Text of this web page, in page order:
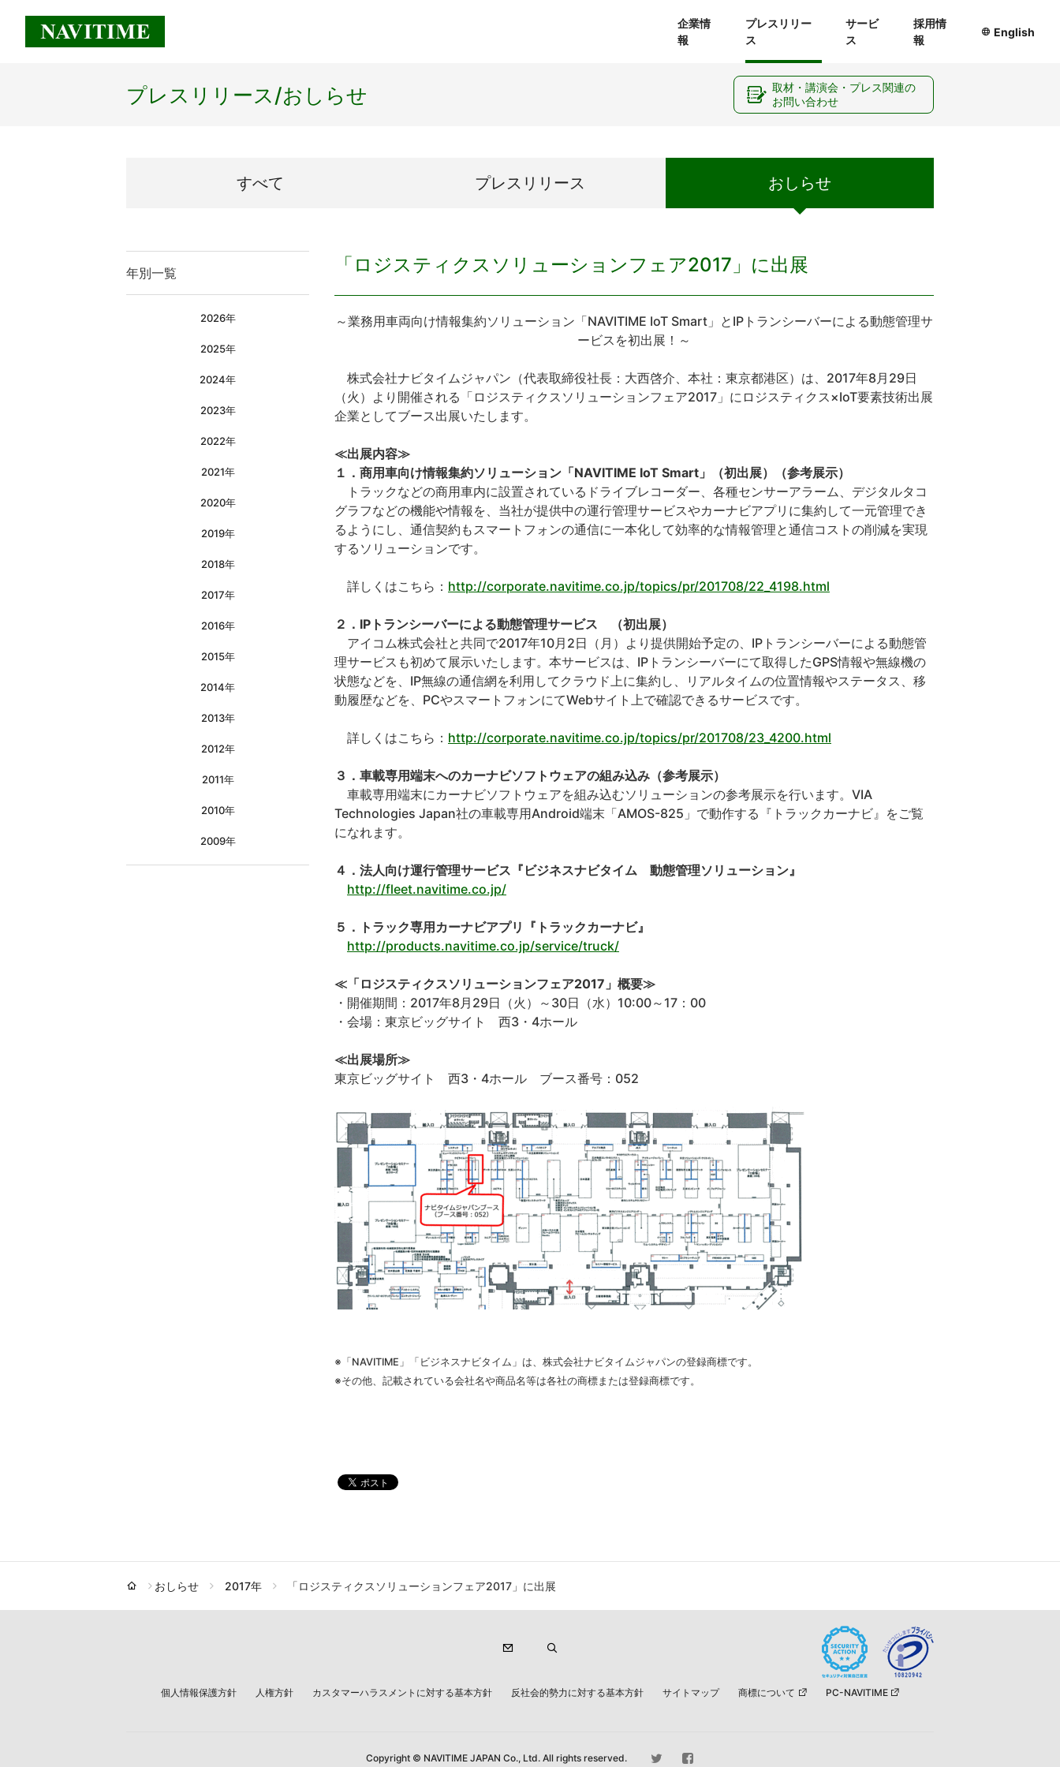
企業情
報
経営理念
プレスリリー
ス
サービ
ス
採用情
報
English
プレスリリース/おしらせ
すべて プレス リリース おしらせ
年別一覧
2026年
2025年
2024年
2023年
2022年
2021年
2020年
2019年
2018年
2017年
2016年
2015年
2014年
2013年
2012年
2011年
2010年
2009年
「ロジスティクスソリューションフェア2017」に出展
～業務用車両向け情報集約ソリューション「NAVITIME IoT Smart」とIPトランシーバーによる動態管理サ
ービスを初出展！～
株式会社ナビタイムジャパン（代表取締役社長：大西啓介、本社：東京都港区）は、2017年8月29日
（火）より開催される「ロジスティクスソリューションフェア2017」にロジスティクス×IoT要素技術出展
企業としてブース出展いたします。
≪出展内容≫
１．商用車向け情報集約ソリューション「NAVITIME IoT Smart」（初出展）（参考展示）
トラックなどの商用車内に設置されているドライブレコーダー、各種センサーアラーム、デジタルタコ
グラフなどの機能や情報を、当社が提供中の運行管理サービスやカーナビアプリに集約して一元管理でき
るようにし、通信契約もスマートフォンの通信に一本化して効率的な情報管理と通信コストの削減を実現
するソリューションです。
詳しくはこちら： http://corporate.navitime.co.jp/topics/pr/201708/22_4198.html
２．IPトランシーバーによる動態管理サービス （初出展）
アイコム株式会社と共同で2017年10月2日（月）より提供開始予定の、IPトランシーバーによる動態管
理サービスも初めて展示いたします。本サービスは、IPトランシーバーにて取得したGPS情報や無線機の
状態などを、IP無線の通信網を利用してクラウド上に集約し、リアルタイムの位置情報やステータス、移
動履歴などを、PCやスマートフォンにてWebサイト上で確認できるサービスです。
詳しくはこちら： http://corporate.navitime.co.jp/topics/pr/201708/23_4200.html
３．車載専用端末へのカーナビソフトウェアの組み込み（参考展示）
車載専用端末にカーナビソフトウェアを組み込むソリューションの参考展示を行います。VIA
Technologies Japan社の車載専用Android端末「AMOS-825」で動作する『トラックカーナビ』をご覧
になれます。
４．法人向け運行管理サービス『ビジネスナビタイム 動態管理ソリューション』
http://fleet.navitime.co.jp/
５．トラック専用カーナビアプリ『トラックカーナビ』
http://products.navitime.co.jp/service/truck/
≪「ロジスティクスソリューションフェア2017」概要≫
・開催期間：2017年8月29日（火）～30日（水）10:00～17：00
・会場：東京ビッグサイト 西3・4ホール
≪出展場所≫
東京ビッグサイト 西3・4ホール ブース番号：052
※「NAVITIME」「ビジネスナビタイム」は、株式会社ナビタイムジャパンの登録商標です。
※その他、記載されている会社名や商品名等は各社の商標または登録商標です。
取材・講演会・プレス関連の
お問い合わせ
おしらせ 2017年 「ロジスティクスソリューションフェア2017」に出展
個人情報保護方針 人権方針 カスタマーハラスメントに対する基本方針 反社会的勢力に対する基本方針 サイトマップ 商標について PC-NAVITIME
Copyright © NAVITIME JAPAN Co., Ltd. All rights reserved.